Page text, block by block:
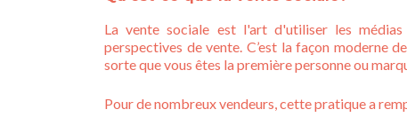
La vente sociale est l'art d'utiliser les
perspectives de vente. C’est la façon moderne
sorte que vous êtes la première personne ou
Pour de nombreux vendeurs, cette pratique a